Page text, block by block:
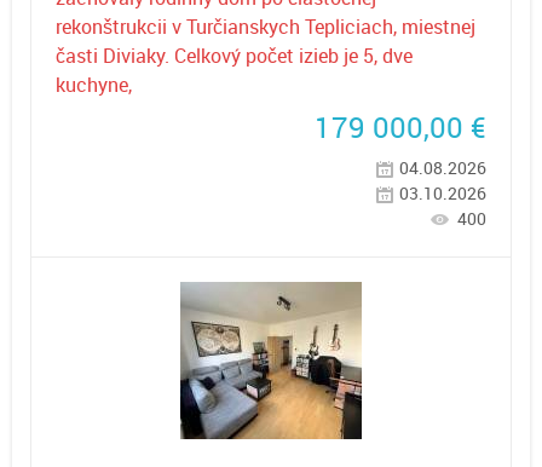
rekonštrukcii v Turčianskych Tepliciach, miestnej
časti Diviaky. Celkový počet izieb je 5, dve
kuchyne,
179 000,00 €
04.08.2026
03.10.2026
400